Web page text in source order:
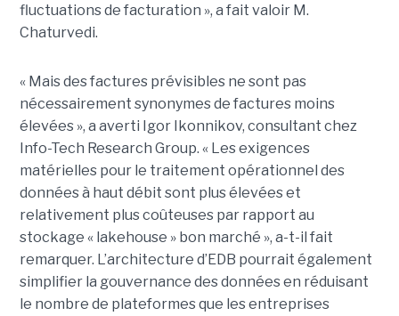
fluctuations de facturation », a fait valoir M.
Chaturvedi.
« Mais des factures prévisibles ne sont pas
nécessairement synonymes de factures moins
élevées », a averti Igor Ikonnikov, consultant chez
Info-Tech Research Group. « Les exigences
matérielles pour le traitement opérationnel des
données à haut débit sont plus élevées et
relativement plus coûteuses par rapport au
stockage « lakehouse » bon marché », a-t-il fait
remarquer. L’architecture d’EDB pourrait également
simplifier la gouvernance des données en réduisant
le nombre de plateformes que les entreprises